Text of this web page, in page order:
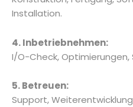
Installation.
4. Inbetriebnehmen:
I/O-Check, Optimierungen,
5. Betreuen:
Support,